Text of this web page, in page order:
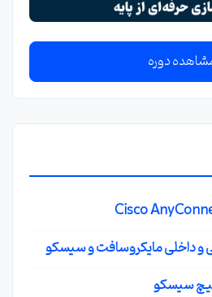
دوره
و داخلی مایکروسافت و سیسکو
سیسکو